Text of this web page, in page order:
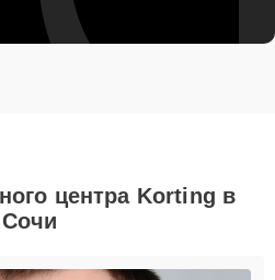
центра Korting в
Сочи